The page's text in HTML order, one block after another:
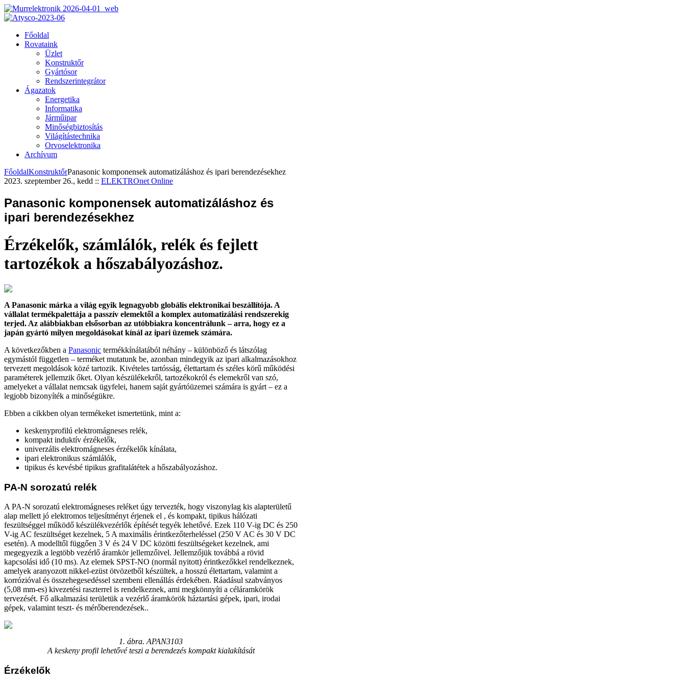
Főoldal
Rovataink
Üzlet
Konstruktőr
Gyártósor
Rendszerintegrátor
Ágazatok
Energetika
Informatika
Járműipar
Minőségbiztosítás
Világítástechnika
Orvoselektronika
Archívum
FőoldalKonstruktőrPanasonic komponensek automatizáláshoz és ipari berendezésekhez
2023. szeptember 26., kedd :: ELEKTROnet Online
Panasonic komponensek automatizáláshoz és
ipari berendezésekhez
Érzékelők, számlálók, relék és fejlett
tartozékok a hőszabályozáshoz.
A Panasonic márka a világ egyik legnagyobb globális elektronikai beszállítója. A
vállalat termékpalettája a passzív elemektől a komplex automatizálási rendszerekig
terjed. Az alábbiakban elsősorban az utóbbiakra koncentrálunk – arra, hogy ez a
japán gyártó milyen megoldásokat kínál az ipari üzemek számára.
A következőkben a Panasonic termékkínálatából néhány – különböző és látszólag
egymástól független – terméket mutatunk be, azonban mindegyik az ipari alkalmazásokhoz
tervezett megoldások közé tartozik. Kivételes tartósság, élettartam és széles körű működési
paraméterek jellemzik őket. Olyan készülékekről, tartozékokról és elemekről van szó,
amelyeket a vállalat nemcsak ügyfelei, hanem saját gyártóüzemei számára is gyárt – ez a
legjobb bizonyíték a minőségükre.
Ebben a cikkben olyan termékeket ismertetünk, mint a:
keskenyprofilú elektromágneses relék,
kompakt induktív érzékelők,
univerzális elektromágneses érzékelők kínálata,
ipari elektronikus számlálók,
tipikus és kevésbé tipikus grafitalátétek a hőszabályozáshoz.
PA-N sorozatú relék
A PA-N sorozatú elektromágneses reléket úgy tervezték, hogy viszonylag kis alapterületű
alap mellett jó elektromos teljesítményt érjenek el , és kompakt, tipikus hálózati
feszültséggel működő készülékvezérlők építését tegyék lehetővé. Ezek 110 V-ig DC és 250
V-ig AC feszültséget kezelnek, 5 A maximális érintkezőterheléssel (250 V AC és 30 V DC
esetén). A modelltől függően 3 V és 24 V DC közötti feszültségeket kezelnek, ami
megegyezik a legtöbb vezérlő áramkör jellemzőivel. Jellemzőjük továbbá a rövid
kapcsolási idő (10 ms). Az elemek SPST-NO (normál nyitott) érintkezőkkel rendelkeznek,
amelyek aranyozott nikkel-ezüst ötvözetből készültek, a hosszú élettartam, valamint a
korrózióval és összehegesedéssel szembeni ellenállás érdekében. Ráadásul szabványos
(5,08 mm-es) kivezetési raszterrel is rendelkeznek, ami megkönnyíti a céláramkörök
tervezését. Fő alkalmazási területük a vezérlő áramkörök háztartási gépek, ipari, irodai
gépek, valamint teszt- és mérőberendezések..
1. ábra. APAN3103
A keskeny profil lehetővé teszi a berendezés kompakt kialakítását
Érzékelők